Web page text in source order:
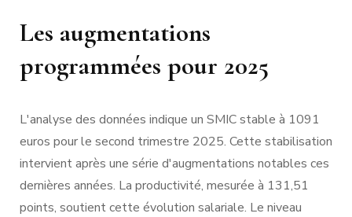
Les augmentations
programmées pour 2025
L'analyse des données indique un SMIC stable à 1091
euros pour le second trimestre 2025. Cette stabilisation
intervient après une série d'augmentations notables ces
dernières années. La productivité, mesurée à 131,51
points, soutient cette évolution salariale. Le niveau